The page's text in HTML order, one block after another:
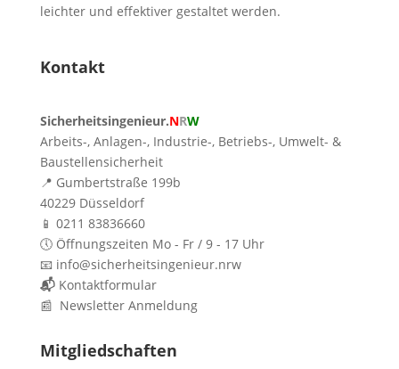
leichter und effektiver gestaltet werden.
Kontakt
Sicherheitsingenieur.NRW
Arbeits-, Anlagen-, Industrie-, Betriebs-, Umwelt- &
Baustellensicherheit
📍 Gumbertstraße 199b
40229 Düsseldorf
📱 0211 83836660
🕔 Öffnungszeiten Mo - Fr / 9 - 17 Uhr
📧 info@sicherheitsingenieur.nrw
📬 Kontaktformular
📰 Newsletter Anmeldung
Mitgliedschaften